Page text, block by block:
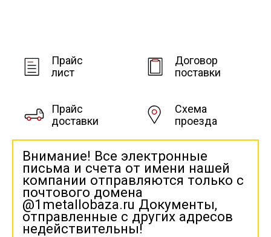
Прайс
лист
Договор
поставки
Прайс
доставки
Схема
проезда
Внимание! Все электронные
письма и счета от имени нашей
компании отправляются только с
почтового домена
@1metallobaza.ru Документы,
отправленные с других адресов
недействительны!